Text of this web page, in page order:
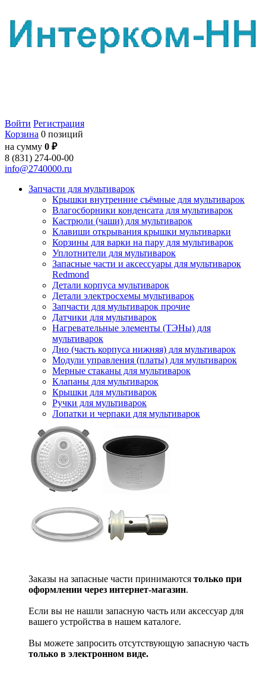
Войти Регистрация
Корзина 0 позиций
на сумму 0 ₽
8 (831) 274-00-00
info@2740000.ru
Запчасти для мультиварок
Крышки внутренние съёмные для мультиварок
Влагосборники конденсата для мультиварок
Кастрюли (чаши) для мультиварок
Клавиши открывания крышки мультиварки
Корзины для варки на пару для мультиварок
Уплотнители для мультиварок
Запасные части и аксессуары для мультиварок
Redmond
Детали корпуса мультиварок
Детали электросхемы мультиварок
Запчасти для мультиварок прочие
Датчики для мультиварок
Нагревательные элементы (ТЭНы) для
мультиварок
Дно (часть корпуса нижняя) для мультиварок
Модули управления (платы) для мультиварок
Мерные стаканы для мультиварок
Клапаны для мультиварок
Крышки для мультиварок
Ручки для мультиварок
Лопатки и черпаки для мультиварок
Заказы на запасные части принимаются только при
оформлении через интернет-магазин.
Если вы не нашли запасную часть или аксессуар для
вашего устройства в нашем каталоге.
Вы можете запросить отсутствующую запасную часть
только в электронном виде.